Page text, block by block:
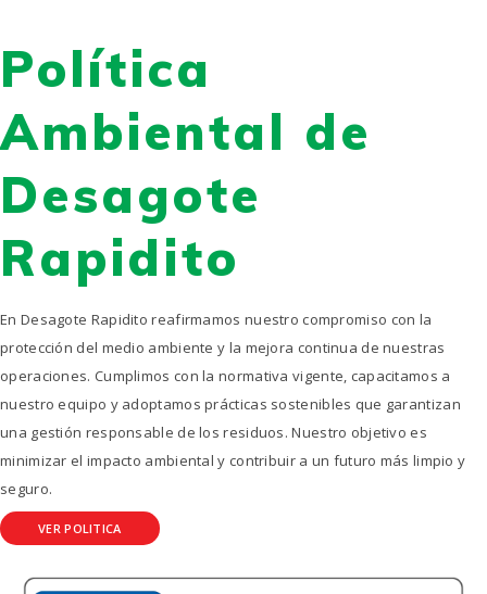
Política
Ambiental de
Desagote
Rapidito
En Desagote Rapidito reafirmamos nuestro compromiso con la
protección del medio ambiente y la mejora continua de nuestras
operaciones. Cumplimos con la normativa vigente, capacitamos a
nuestro equipo y adoptamos prácticas sostenibles que garantizan
una gestión responsable de los residuos. Nuestro objetivo es
minimizar el impacto ambiental y contribuir a un futuro más limpio y
seguro.
VER POLITICA